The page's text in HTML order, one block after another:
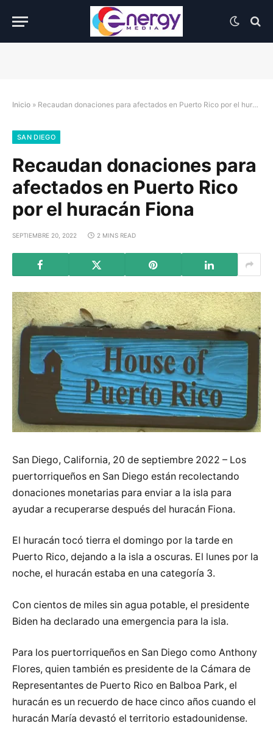
Inicio » Recaudan donaciones para afectados en Puerto Rico por el huracán Fiona
SAN DIEGO
Recaudan donaciones para
afectados en Puerto Rico
por el huracán Fiona
SEPTIEMBRE 20, 2022 2 MINS READ
San Diego, California, 20 de septiembre 2022 – Los
puertorriqueños en San Diego están recolectando
donaciones monetarias para enviar a la isla para
ayudar a recuperarse después del huracán Fiona.
El huracán tocó tierra el domingo por la tarde en
Puerto Rico, dejando a la isla a oscuras. El lunes por la
noche, el huracán estaba en una categoría 3.
Con cientos de miles sin agua potable, el presidente
Biden ha declarado una emergencia para la isla.
Para los puertorriqueños en San Diego como Anthony
Flores, quien también es presidente de la Cámara de
Representantes de Puerto Rico en Balboa Park, el
huracán es un recuerdo de hace cinco años cuando el
huracán María devastó el territorio estadounidense.